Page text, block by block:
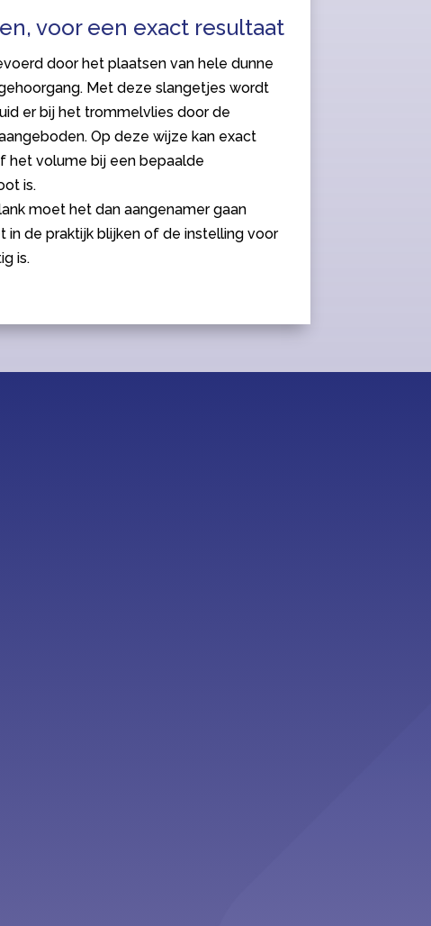
voor een exact resultaat
door het plaatsen van hele dunne
Met deze slangetjes wordt
er bij het trommelvlies door de
Op deze wijze kan exact
het volume bij een bepaalde
is.
moet het dan aangenamer gaan
in de praktijk blijken of de instelling voor
is.
Second Opinion”